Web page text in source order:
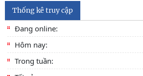
LIÊN KẾT WEB SITE
Thống kê truy cập
Đang online: